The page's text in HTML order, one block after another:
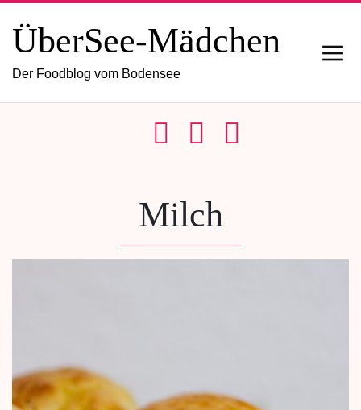
ÜberSee-Mädchen
Der Foodblog vom Bodensee
Milch